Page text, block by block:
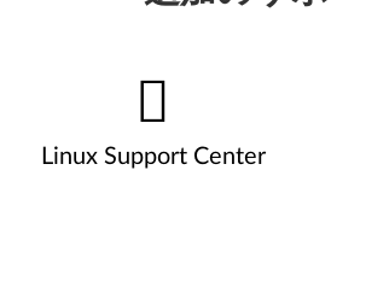
Linux Support Center